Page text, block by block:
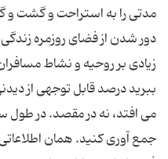
مدتی را به استراحت و گشت
دور شدن از فضای روزمره
زیادی بر روحیه و نشاط
ببرید درصد قابل توجهی از
می افتد، نه در مقصد. در طول
جمع آوری کنید. همان